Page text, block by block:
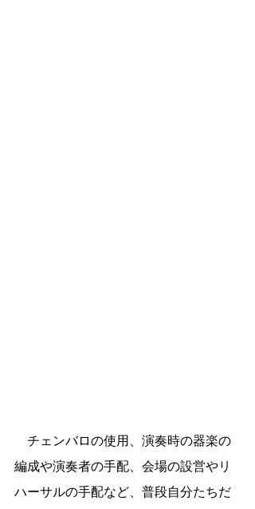
チェンバロの使用、演奏時の器楽の
編成や演奏者の手配、会場の設営やリ
ハーサルの手配など、普段自分たちだ